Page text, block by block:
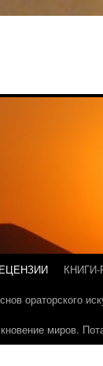
ораторского
миров.